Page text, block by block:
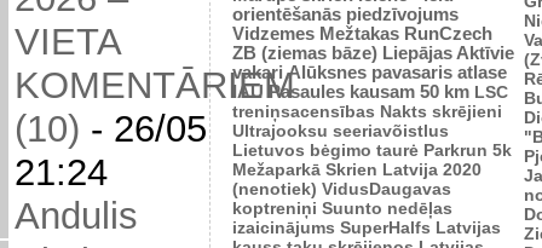
VIETA
KOMENTĀRIEM
(10) - 26/05
21:24
Andulis
orientēšanās piedzīvojums
Vidzemes Mežtakas RunCzech
ZB (ziemas bāze) Liepājas Aktīvie
vakari Alūksnes pavasaris atlase
IAU Pasaules kausam 50 km LSC
treniņsacensības Nakts skrējieni
Ultrajooksu seeriavõistlus
Lietuvos bėgimo taurė Parkrun 5k
Mežaparkā Skrien Latvija 2020
(nenotiek) VidusDaugavas
koptreniņi Suunto nedēļas
izaicinājums SuperHalfs Latvijas